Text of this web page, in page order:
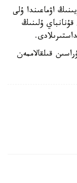
№6 وقۋشىلار ءۇيىنىڭ اۋماعىندا ۇلى
ۇلىنىڭ
مۇراسىن قىلقالاممەن